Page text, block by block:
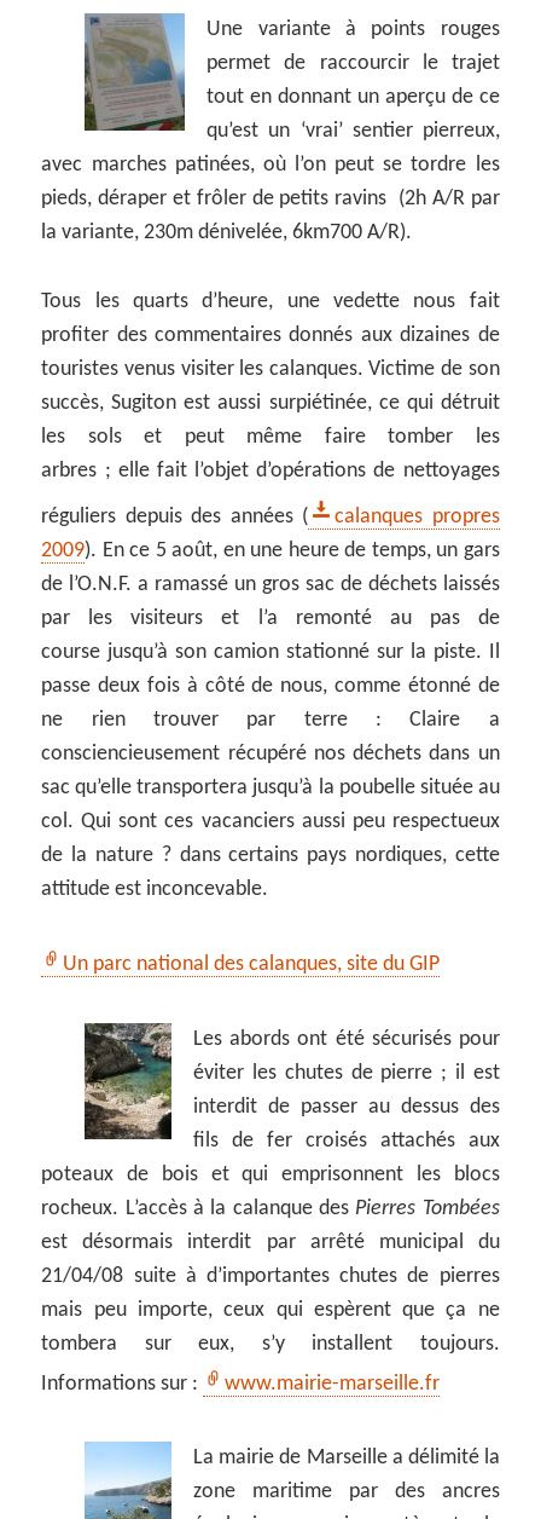
Une variante à points rouges
permet de raccourcir le trajet
tout en donnant un aperçu de ce
qu’est un ‘vrai’ sentier pierreux,
avec marches patinées, où l’on peut se tordre les
pieds, déraper et frôler de petits ravins (2h A/R par
la variante, 230m dénivelée, 6km700 A/R).
Tous les quarts d’heure, une vedette nous fait
profiter des commentaires donnés aux dizaines de
touristes venus visiter les calanques. Victime de son
succès, Sugiton est aussi surpiétinée, ce qui détruit
les sols et peut même faire tomber les
arbres ; elle fait l’objet d’opérations de nettoyages
réguliers depuis des années (
calanques propres
2009). En ce 5 août, en une heure de temps, un gars
de l’O.N.F. a ramassé un gros sac de déchets laissés
par les visiteurs et l’a remonté au pas de
course jusqu’à son camion stationné sur la piste. Il
passe deux fois à côté de nous, comme étonné de
ne rien trouver par terre : Claire a
consciencieusement récupéré nos déchets dans un
sac qu’elle transportera jusqu’à la poubelle située au
col. Qui sont ces vacanciers aussi peu respectueux
de la nature ? dans certains pays nordiques, cette
attitude est inconcevable.
Un parc national des calanques, site du GIP
Les abords ont été sécurisés pour
éviter les chutes de pierre ; il est
interdit de passer au dessus des
fils de fer croisés attachés aux
poteaux de bois et qui emprisonnent les blocs
rocheux. L’accès à la calanque des Pierres Tombées
est désormais interdit par arrêté municipal du
21/04/08 suite à d’importantes chutes de pierres
mais peu importe, ceux qui espèrent que ça ne
tombera sur eux, s’y installent toujours.
Informations sur :
www.mairie-marseille.fr
La mairie de Marseille a délimité la
zone maritime par des ancres